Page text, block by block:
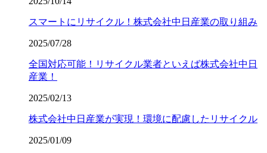
スマートにリサイクル！株式会社中日産業の取り組み
2025/07/28
全国対応可能！リサイクル業者といえば株式会社中日
産業！
2025/02/13
株式会社中日産業が実現！環境に配慮したリサイクル
2025/01/09